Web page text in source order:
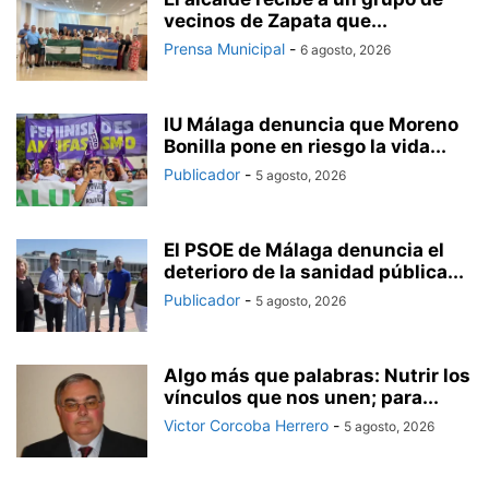
vecinos de Zapata que...
Prensa Municipal - 6 agosto, 2026
IU Málaga denuncia que Moreno
Bonilla pone en riesgo la vida...
Publicador - 5 agosto, 2026
El PSOE de Málaga denuncia el
deterioro de la sanidad pública...
Publicador - 5 agosto, 2026
Algo más que palabras: Nutrir los
vínculos que nos unen; para...
Victor Corcoba Herrero - 5 agosto, 2026